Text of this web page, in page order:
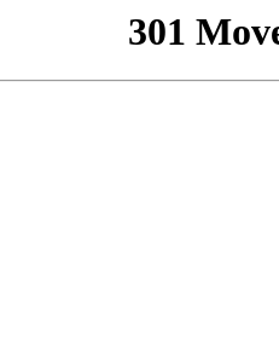
301